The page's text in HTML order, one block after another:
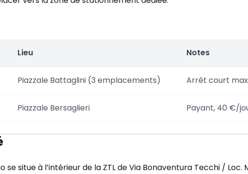
Lieu Notes
Piazzale Battaglini (3 emplacements) Arrêt court max
Piazzale Bersaglieri Payant, 40 €/
se situe à l’intérieur de la ZTL de Via Bonaventura Tecchi /